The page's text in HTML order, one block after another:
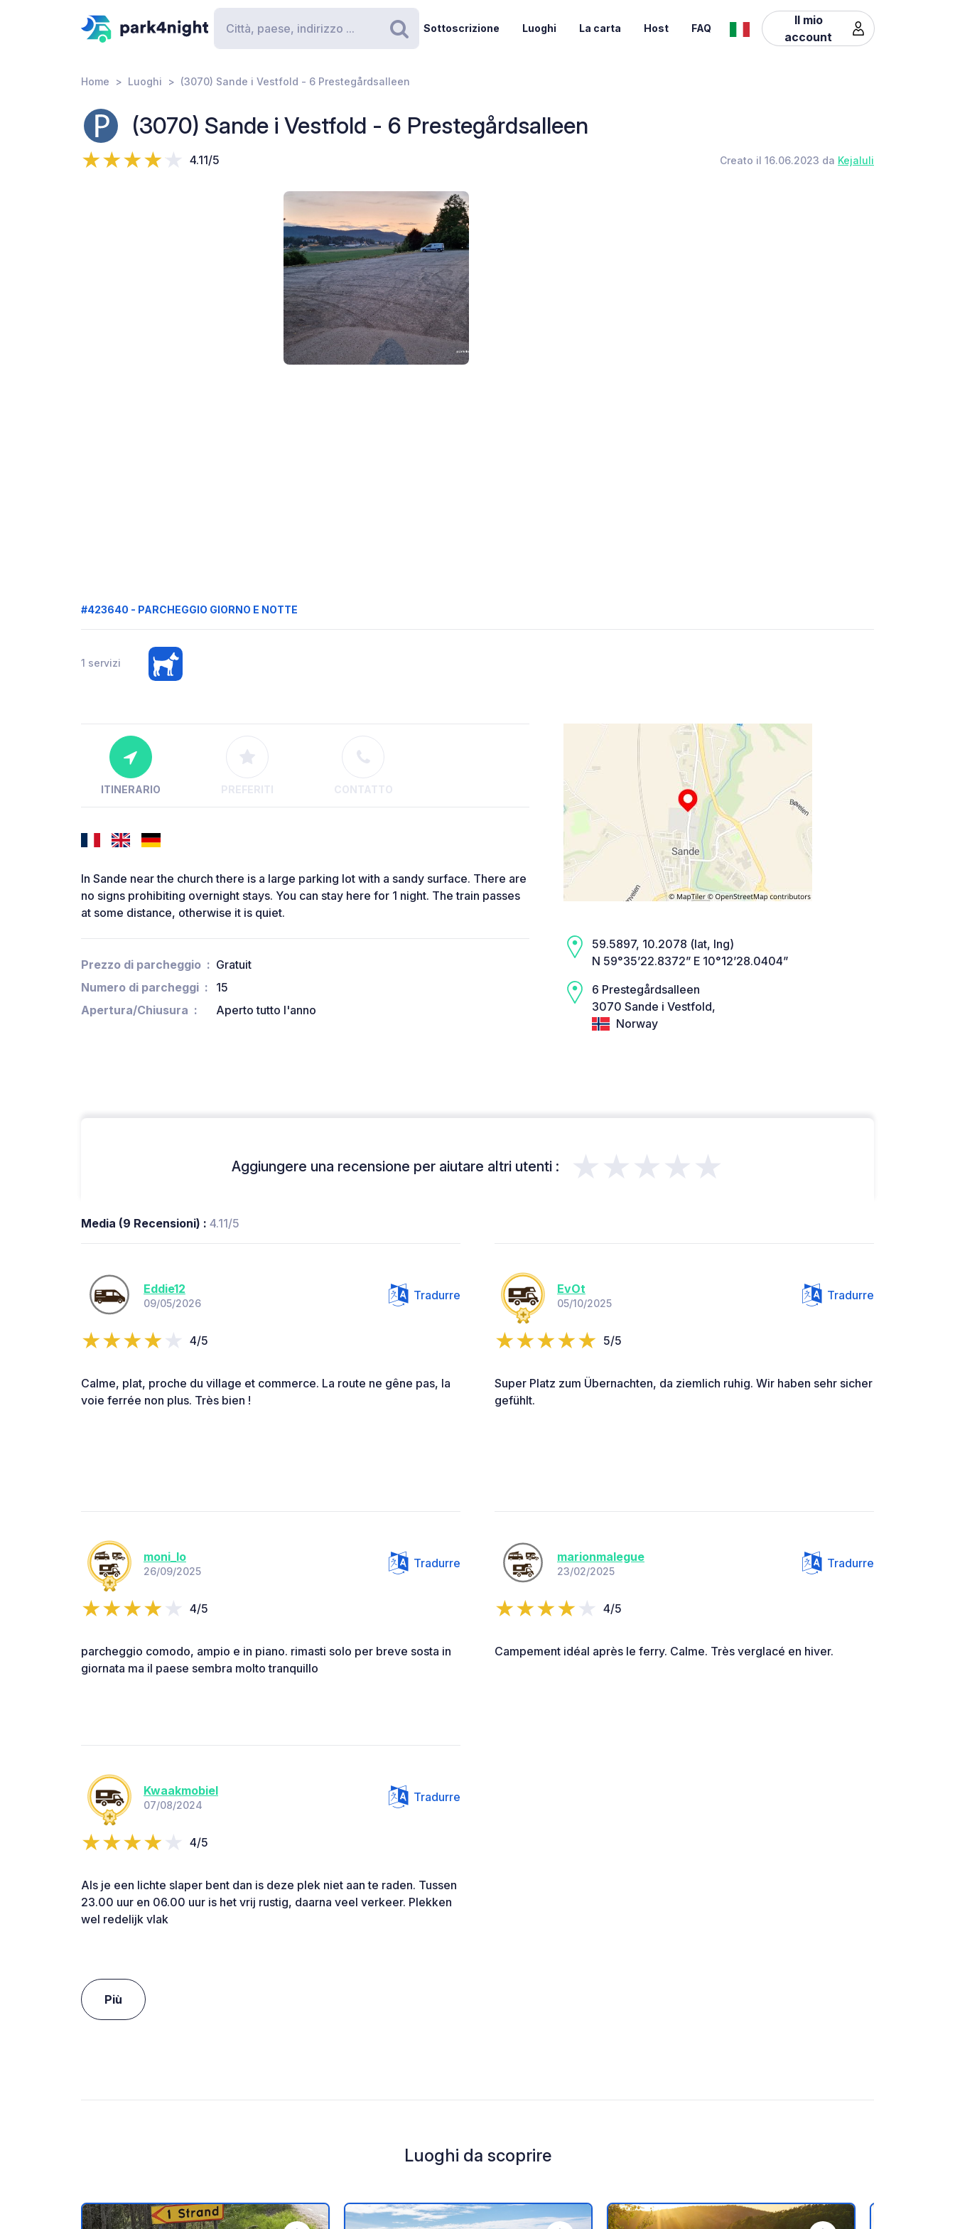
Ricerca
Sottoscrizione Luoghi La carta Host FAQ
Il mio
account
Home Luoghi (3070) Sande i Vestfold - 6 Prestegårdsalleen
(3070) Sande i Vestfold - 6 Prestegårdsalleen
4.11/5 Creato il 16.06.2023 da Kejaluli
#423640 - PARCHEGGIO GIORNO E NOTTE
1 servizi
ITINERARIO PREFERITI CONTATTO
In Sande near the church there is a large parking lot with a sandy surface. There are
no signs prohibiting overnight stays. You can stay here for 1 night. The train passes
at some distance, otherwise it is quiet.
Prezzo di parcheggio
Gratuit
Numero di parcheggi
15
Apertura/Chiusura
Aperto tutto l'anno
59.5897, 10.2078 (lat, lng)
N 59°35’22.8372” E 10°12’28.0404”
6 Prestegårdsalleen
3070 Sande i Vestfold,
Norway
Aggiungere una recensione per aiutare altri utenti : ★★★★★
Media (9 Recensioni) : 4.11/5
Eddie12
09/05/2026
Tradurre
4/5
Calme, plat, proche du village et commerce. La route ne gêne pas, la
voie ferrée non plus. Très bien !
EvOt
05/10/2025
Tradurre
5/5
Super Platz zum Übernachten, da ziemlich ruhig. Wir haben sehr sicher
gefühlt.
moni_lo
26/09/2025
Tradurre
4/5
parcheggio comodo, ampio e in piano. rimasti solo per breve sosta in
giornata ma il paese sembra molto tranquillo
marionmalegue
23/02/2025
Tradurre
4/5
Campement idéal après le ferry. Calme. Très verglacé en hiver.
Kwaakmobiel
07/08/2024
Tradurre
4/5
Als je een lichte slaper bent dan is deze plek niet aan te raden. Tussen
23.00 uur en 06.00 uur is het vrij rustig, daarna veel verkeer. Plekken
wel redelijk vlak
Più
Luoghi da scoprire